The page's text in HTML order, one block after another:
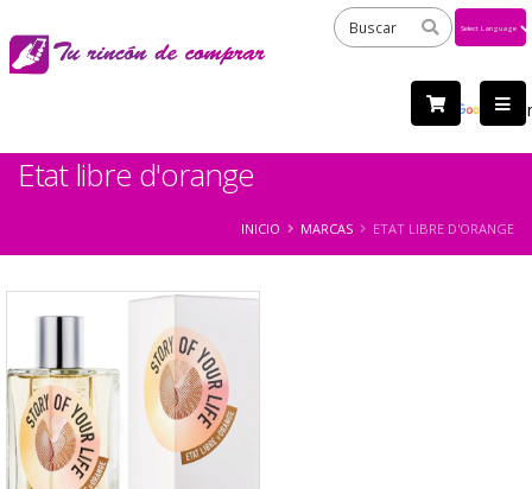
by
Etat libre d'orange
INICIO MARCAS ETAT LIBRE D'ORANGE